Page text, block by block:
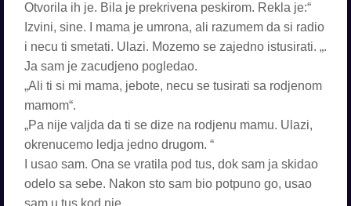
Otvorila ih je. Bila je prekrivena peskirom. Rekla je:“
Izvini, sine. I mama je umrona, ali razumem da si radio
i necu ti smetati. Ulazi. Mozemo se zajedno istusirati. „.
Ja sam je zacudjeno pogledao.
„Ali ti si mi mama, jebote, necu se tusirati sa rodjenom
mamom“.
„Pa nije valjda da ti se dize na rodjenu mamu. Ulazi,
okrenucemo ledja jedno drugom. “
I usao sam. Ona se vratila pod tus, dok sam ja skidao
odelo sa sebe. Nakon sto sam bio potpuno go, usao
sam u tus kod nje.